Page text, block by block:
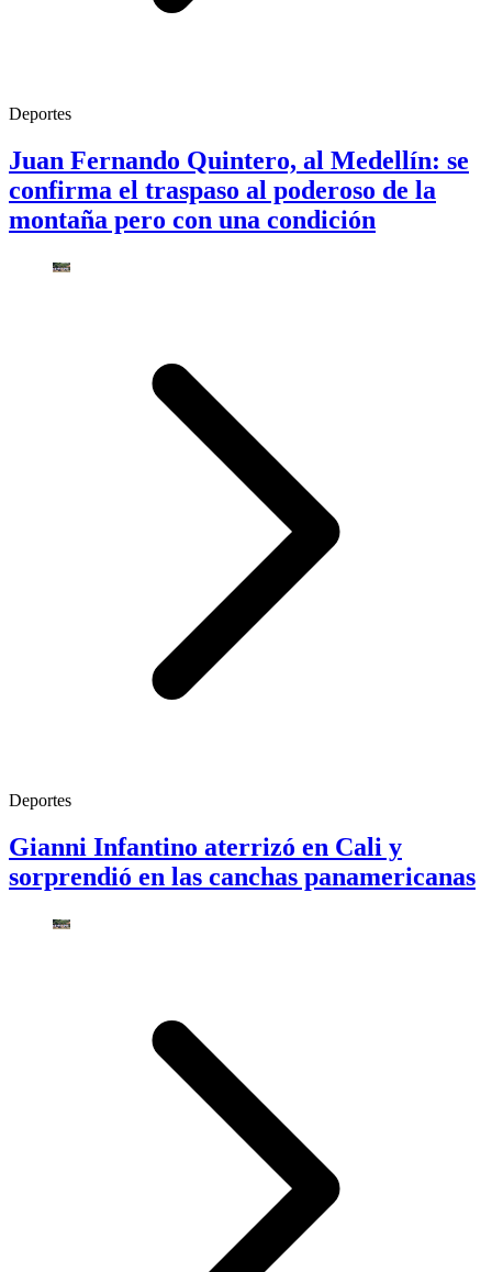
Deportes
Juan Fernando Quintero, al Medellín: se
confirma el traspaso al poderoso de la
montaña pero con una condición
Deportes
Gianni Infantino aterrizó en Cali y
sorprendió en las canchas panamericanas